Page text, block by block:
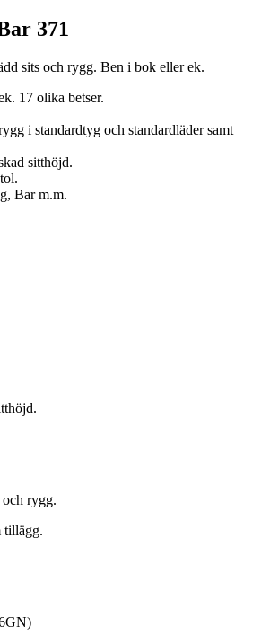
371
sits och rygg. Ben i bok eller ek.
17 olika betser.
i standardtyg och standardläder samt
sitthöjd.
Bar m.m.
och rygg.
tillägg.